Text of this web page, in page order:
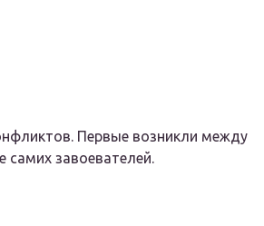
Первые возникли между
завоевателей.